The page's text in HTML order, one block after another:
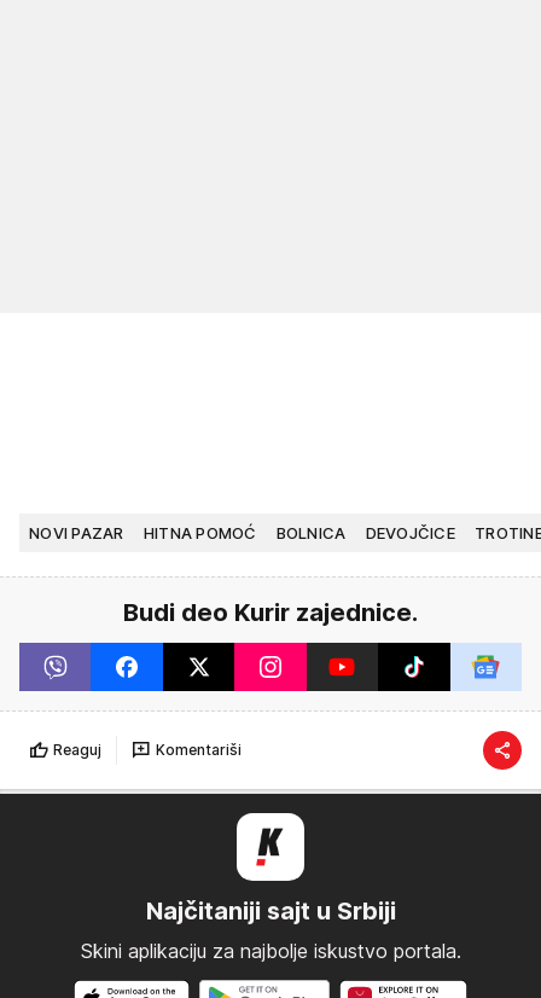
NOVI PAZAR HITNA POMOĆ BOLNICA DEVOJČICE
Budi deo Kurir zajednice.
Reaguj Komentariši
Najčitaniji sajt u Srbiji
Skini aplikaciju za najbolje iskustvo portala.